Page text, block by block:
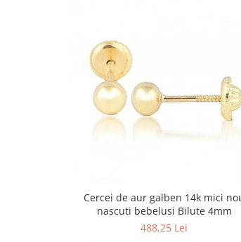
Cercei de aur galben 14k mici
nascuti bebelusi Bilute 4mm
488,25 Lei